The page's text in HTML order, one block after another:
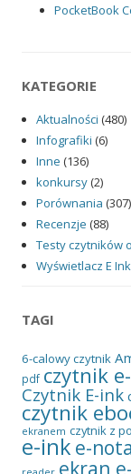
PocketBook
KATEGORIE
Aktualności (480)
Infografiki (6)
Inne (136)
konkursy(2)
Porównania (307)
Recenzje (88)
Testy czytników
Wyświetlacz E Ink
TAGI
6-calowy czytnik
pdf czytnik
Czytnik E-ink
czytnik
ekranem czytnik z
e-ink e-
ekran